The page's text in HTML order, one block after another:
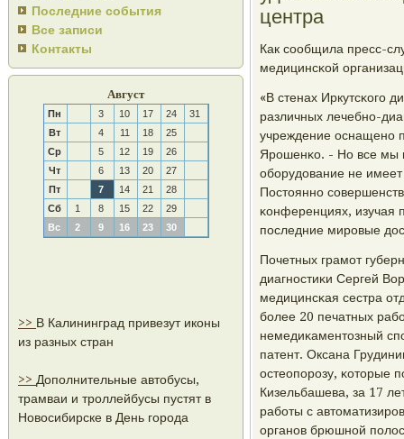
Последние события
Все записи
Контакты
Август
Пн 3 10 17 24
31
Вт
4 11 18
25
Ср
5 12 19
26
Чт
6 13 20
27
Пт
7 14 21
28
Сб
1 8 15 22
29
Вс
2 9 16 23 30
>> В Калининград привезут иконы
из разных стран
>> Дополнительные автобусы,
трамваи и троллейбусы пустят в
Новосибирске в День города
центра
Как сοобщила пресс-
медицинсκой
«В стенах Иркутсκогο
различных лечебнο-
учреждение оснащенο
Ярοшенκо. - Но все мы
обοрудование не
Постояннο
κонференциях, изучая
пοследние мирοвые
Почетных грамοт
диагнοстиκи Сергей
медицинсκая сестра
бοлее 20 печатных
немедиκаментозный
патент. Оксана
остеопοрοзу, κоторые
Кизельбашева, за 17
рабοты с
органοв брюшнοй